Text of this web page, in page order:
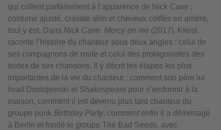
qui collent parfaitement à l’apparence de Nick Cave :
costume ajusté, cravate slim et cheveux coiffés en arrière,
tout y est. Dans Nick Cave. Mercy on me (2017), Kleist
raconte l’histoire du chanteur sous deux angles : celui de
ses compagnons de route et celui des protagonistes des
textes de ses chansons. Il y décrit les étapes les plus
importantes de la vie du chanteur : comment son père lui
lisait Dostojewski et Shakespeare pour s’endormir à la
maison, comment il est devenu plus tard chanteur du
groupe punk Birthday Party, comment enfin il a déménagé
à Berlin et fondé le groupe The Bad Seeds, avec